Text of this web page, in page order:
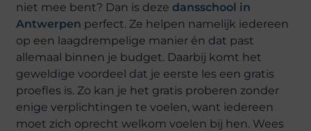
niet mee bent? Dan is dezedansschool in
Antwerpen perfect. Ze helpen namelijk iedereen
op een laagdrempelige manier én dat past
allemaal binnen je budget. Daarbij komt het
geweldige voordeel dat je eerste les een gratis
proefles is. Zo kan je het gratis proberen zonder
enige verplichtingen te voelen, want iedereen
moet zich oprecht welkom voelen bij hen. Wees